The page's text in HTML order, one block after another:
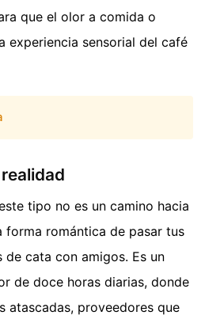
que el olor a comida o
experiencia sensorial del café
tipo no es un camino hacia
forma romántica de pasar tus
cata con amigos. Es un
de doce horas diarias, donde
atascadas, proveedores que